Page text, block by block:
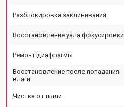
Разблокировка заклинивания
Восстановление узла фокусировки
Ремонт диафрагмы
Восстановление после попадания
влаги
Чистка от пыли